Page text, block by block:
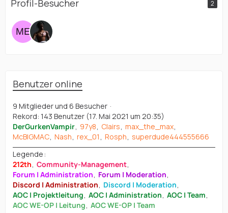
Profil-Besucher 2
Benutzer online
9 Mitglieder und 6 Besucher
Rekord: 143 Benutzer (17. Mai 2021 um 20:35)
DerGurkenVampir 97y8 Clairs max_the_max
McBIGMAC Nash rex_01 Rosph
superdude444555666
Legende
212th Community-Management
Forum | Administration
Forum | Moderation
Discord | Administration
Discord | Moderation
AOC | Projektleitung AOC | Administration AOC | Team
AOC WE-OP | Leitung AOC WE-OP | Team